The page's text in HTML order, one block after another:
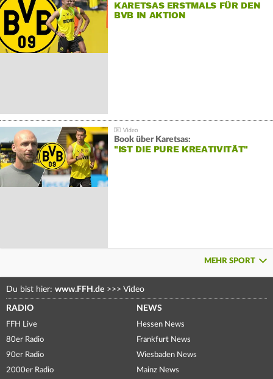
KARETSAS ERSTMALS FÜR DEN
BVB IN AKTION
Book über Karetsas:
"IST DIE PURE KREATIVITÄT"
MEHR SPORT
Du bist hier: www.FFH.de >>> Video
RADIO
FFH Live
80er Radio
90er Radio
2000er Radio
NEWS
Hessen News
Frankfurt News
Wiesbaden News
Mainz News